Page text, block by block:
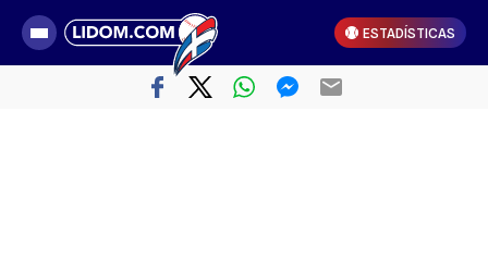
ESTADÍSTICAS